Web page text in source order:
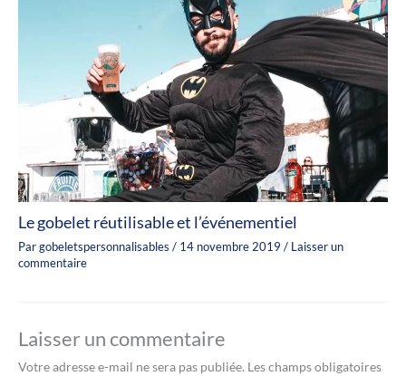
Le gobelet réutilisable et l’événementiel
Pargobeletspersonnalisables / 14 novembre 2019 / Laisser un
commentaire
Laisser un commentaire
Votre adresse e-mail ne sera pas publiée. Les champs obligatoires